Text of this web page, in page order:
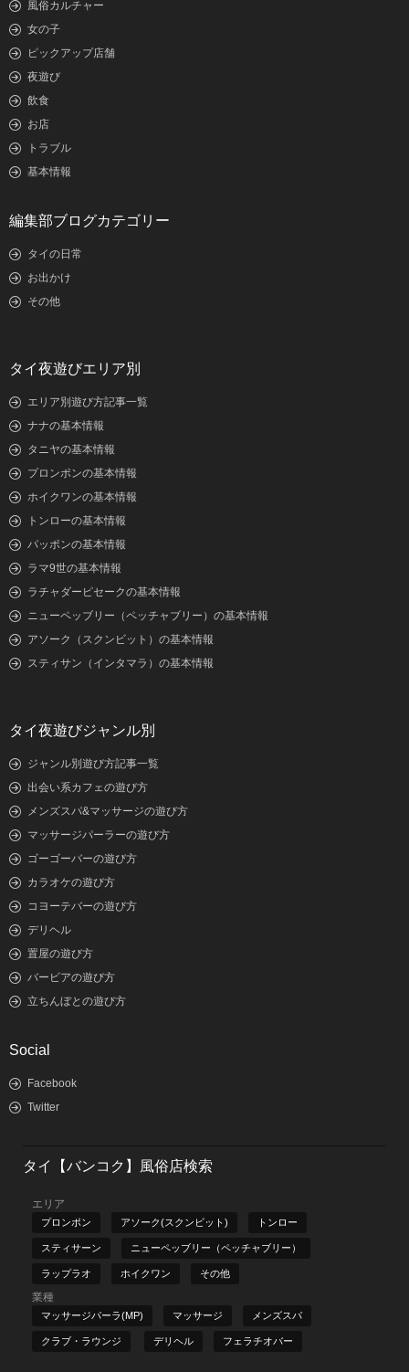
風俗カルチャー
女の子
ピックアップ店舗
夜遊び
飲食
お店
トラブル
基本情報
編集部ブログカテゴリー
タイの日常
お出かけ
その他
タイ夜遊びエリア別
エリア別遊び方記事一覧
ナナの基本情報
タニヤの基本情報
プロンポンの基本情報
ホイクワンの基本情報
トンローの基本情報
パッポンの基本情報
ラマ9世の基本情報
ラチャダーピセークの基本情報
ニューペッブリー（ペッチャブリー）の基本情報
アソーク（スクンビット）の基本情報
スティサン（インタマラ）の基本情報
タイ夜遊びジャンル別
ジャンル別遊び方記事一覧
出会い系カフェの遊び方
メンズスパ&マッサージの遊び方
マッサージパーラーの遊び方
ゴーゴーバーの遊び方
カラオケの遊び方
コヨーテバーの遊び方
デリヘル
置屋の遊び方
バービアの遊び方
立ちんぼとの遊び方
Social
Facebook
Twitter
タイ【バンコク】風俗店検索
エリア
プロンポン アソーク(スクンビット) トンロー
スティサーン ニューペッブリー（ペッチャブリー）
ラップラオ ホイクワン その他
業種
マッサージパーラ(MP) マッサージ メンズスパ
クラブ・ラウンジ デリヘル フェラチオバー